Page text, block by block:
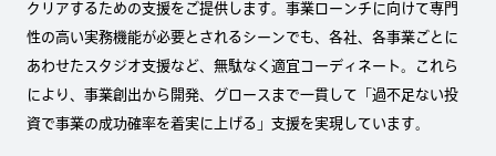
クリアするための支援をご提供します。事業ローンチに向けて専門
性の高い実務機能が必要とされるシーンでも、各社、各事業ごとに
あわせたスタジオ支援など、無駄なく適宜コーディネート。これら
により、事業創出から開発、グロースまで一貫して「過不足ない投
資で事業の成功確率を着実に上げる」支援を実現しています。